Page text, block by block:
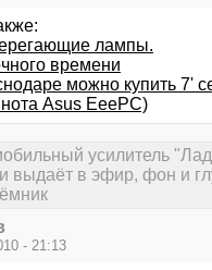
лампы.
времени
можно купить 7'
Asus EeePC)
усилитель
выдаёт в эфир, фон и
- 21:13